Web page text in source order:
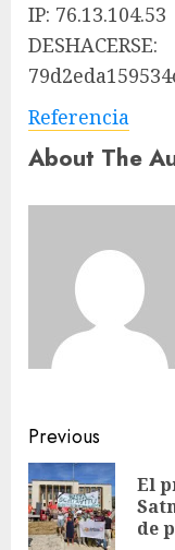
IP: 76.13.104.53
DESHACERSE:
Referencia
About The
Previous
El
de